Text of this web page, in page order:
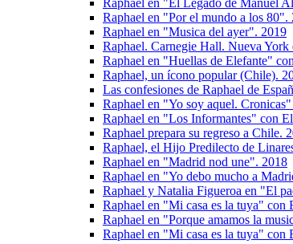
Raphael en "El Legado de Manuel
Raphael en "Por el mundo a los 80".
Raphael en "Musica del ayer". 2019
Raphael. Carnegie Hall. Nueva
Raphael en "Huellas de Elefante"
Raphael, un ícono popular (Chile).
Las confesiones de Raphael de
Raphael en "Yo soy aquel.
Raphael en "Los Informantes" con
Raphael prepara su regreso a Chile.
Raphael, el Hijo Predilecto de
Raphael en "Madrid nod une". 2018
Raphael en "Yo debo mucho a
Raphael y Natalia Figueroa en "El
Raphael en "Mi casa es la tuya" con
Raphael en "Porque amamos la
Raphael en "Mi casa es la tuya" con